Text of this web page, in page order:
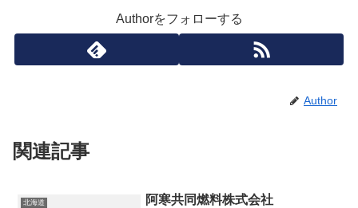
Authorをフォローする
Author
関連記事
北海道 阿寒共同燃料株式会社